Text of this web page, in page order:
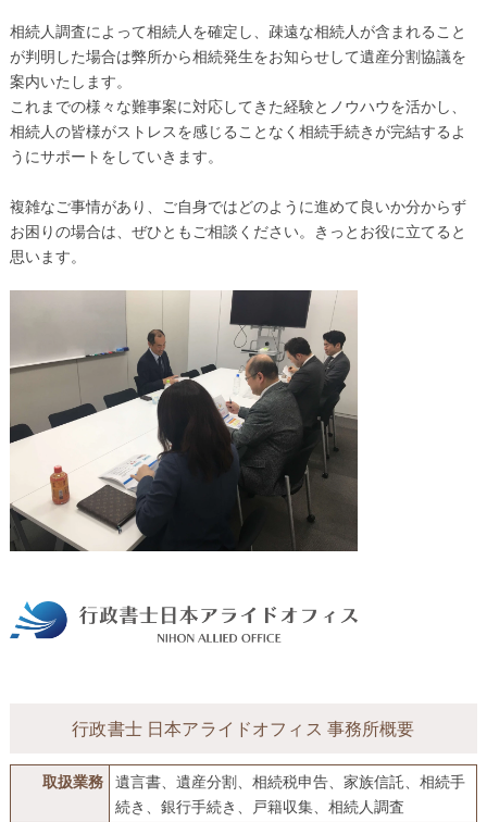
相続人調査によって相続人を確定し、疎遠な相続人が含まれること
が判明した場合は弊所から相続発生をお知らせして遺産分割協議を
案内いたします。
これまでの様々な難事案に対応してきた経験とノウハウを活かし、
相続人の皆様がストレスを感じることなく相続手続きが完結するよ
うにサポートをしていきます。
複雑なご事情があり、ご自身ではどのように進めて良いか分からず
お困りの場合は、ぜひともご相談ください。きっとお役に立てると
思います。
行政書士 日本アライドオフィス 事務所概要
取扱業務 遺言書、遺産分割、相続税申告、家族信託、相続手
続き、銀行手続き、戸籍収集、相続人調査